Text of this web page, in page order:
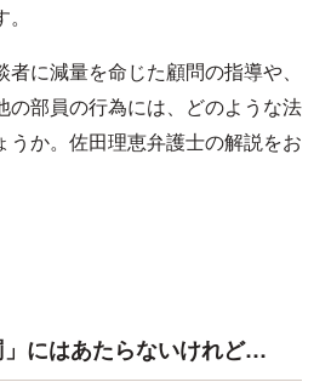
に減量を命じた顧問の指導や、
の部員の行為には、どのような法
うか。佐田理恵弁護士の解説をお
にはあたらないけれど…